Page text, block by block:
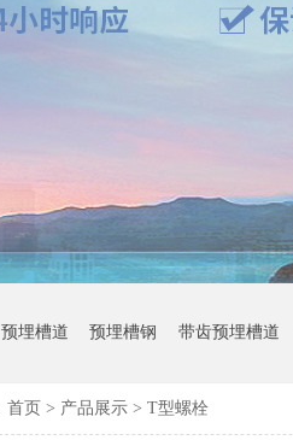
预埋槽道 预埋槽钢 带齿预埋槽道
首页 > 产品展示 > T型螺栓